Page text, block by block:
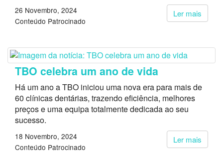
Ler mais
26 Novembro, 2024
Conteúdo Patrocinado
TBO celebra um ano de vida
Há um ano a TBO iniciou uma nova era para mais de
60 clínicas dentárias, trazendo eficiência, melhores
preços e uma equipa totalmente dedicada ao seu
sucesso.
Ler mais
18 Novembro, 2024
Conteúdo Patrocinado